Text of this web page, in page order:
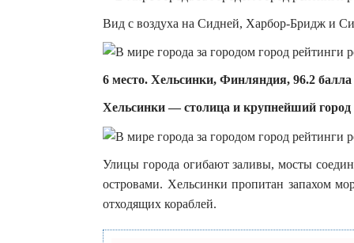
Вид с воздуха на Сидней, Харбор-Бридж и
6 место. Хельсинки, Финляндия, 96.2 балла
Хельсинки — столица и крупнейший
Улицы города огибают заливы, мосты
островами. Хельсинки пропитан запахом
отходящих кораблей.